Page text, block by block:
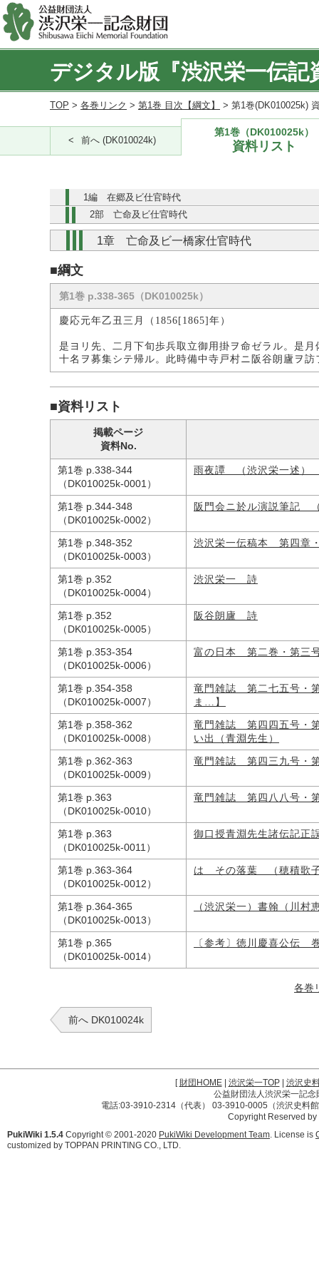
デジタル版『渋沢栄一伝記
TOP > 各巻リンク > 第1巻 目次【綱文】 > 第1巻(DK010025k)
前へ (DK010024k)
第1巻（DK010025k）
資料リスト
1編 在郷及ビ仕官時代
2部 亡命及ビ仕官時代
1章 亡命及ビ一橋家仕官時代
■綱文
第1巻 p.338-365（DK010025k）
慶応元年乙丑三月（1856[1865]年）
是ヨリ先、二月下旬歩兵取立御用掛ヲ命ゼラル。是
十名ヲ募集シテ帰ル。此時備中寺戸村ニ阪谷朗廬ヲ訪
■資料リスト
掲載ページ
資料No.
第1巻 p.338-344
（DK010025k-0001）
雨夜譚 （渋沢栄一述）
第1巻 p.344-348
（DK010025k-0002）
阪門会ニ於ル演説筆記
第1巻 p.348-352
（DK010025k-0003）
渋沢栄一伝稿本 第四章
第1巻 p.352
（DK010025k-0004）
渋沢栄一 詩
第1巻 p.352
（DK010025k-0005）
阪谷朗廬 詩
第1巻 p.353-354
（DK010025k-0006）
富の日本 第二巻・第三
第1巻 p.354-358
（DK010025k-0007）
竜門雑誌 第二七五号・
ま…】
第1巻 p.358-362
（DK010025k-0008）
竜門雑誌 第四四五号・
い出（青淵先生）
第1巻 p.362-363
（DK010025k-0009）
竜門雑誌 第四三九号・
第1巻 p.363
（DK010025k-0010）
竜門雑誌 第四八八号・
第1巻 p.363
（DK010025k-0011）
御口授青淵先生諸伝記
第1巻 p.363-364
（DK010025k-0012）
はゝその落葉 （穂積歌
第1巻 p.364-365
（DK010025k-0013）
（渋沢栄一）書翰（川村
第1巻 p.365
（DK010025k-0014）
〔参考〕徳川慶喜公伝
各巻
前へ DK010024k
[財団HOME| 渋沢栄一TOP| 渋沢史
公益財団法人渋沢栄一記
電話:03-3910-2314（代表） 03-3910-0005（渋沢史料
Copyright Reserved
PukiWiki 1.5.4 Copyright © 2001-2020 PukiWiki Development Team. License is
customized by TOPPAN PRINTING CO., LTD.